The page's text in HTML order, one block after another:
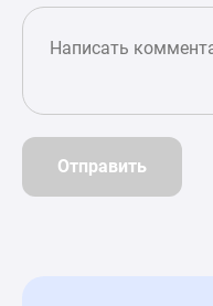
Отправить